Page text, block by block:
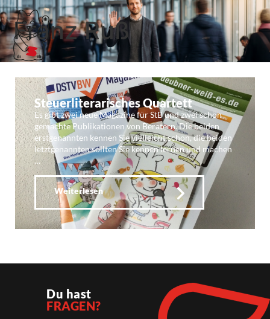
Franz Ruß
Steuerliterarisches Quartett
Es gibt zwei neue Magazine für StB und zwei schön
gemachte Publikationen von Beratern. Die beiden
erstgenannten kennen Sie vielleicht schon, die beiden
letztgenannten sollten Sie kennen lernen und machen
…
Weiterlesen
Du hast
FRAGEN?